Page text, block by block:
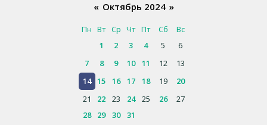
« Октябрь 2024 »
Пн Вт Ср Чт Пт Сб
Вс
1
2 3 4 5
6
7
8 9 10 11 12
13
14 15 16 17 18 19
20
21
22 23 24 25 26
27
28
29 30 31